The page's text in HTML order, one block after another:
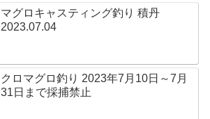
マグロキャスティング釣り 積丹
2023.07.04
クロマグロ釣り 2023年7月10日～7月
31日まで採捕禁止